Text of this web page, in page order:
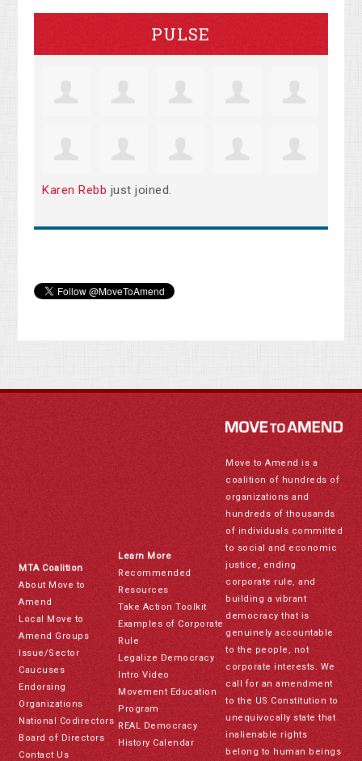
PULSE
Karen Rebb just joined.
MTA Coalition
About Move to
Amend
Local Move to
Amend Groups
Issue/Sector
Caucuses
Endorsing
Organizations
National Codirectors
Board of Directors
Contact Us
Learn More
Recommended
Resources
Take Action Toolkit
Examples of Corporate
Rule
Legalize Democracy
Intro Video
Movement Education
Program
REAL Democracy
History Calendar
Move to Amend is a
coalition of hundreds of
organizations and
hundreds of thousands
of individuals committed
to social and economic
justice, ending
corporate rule, and
building a vibrant
democracy that is
genuinely accountable
to the people, not
corporate interests. We
call for an amendment
to the US Constitution to
unequivocally state that
inalienable rights
belong to human beings